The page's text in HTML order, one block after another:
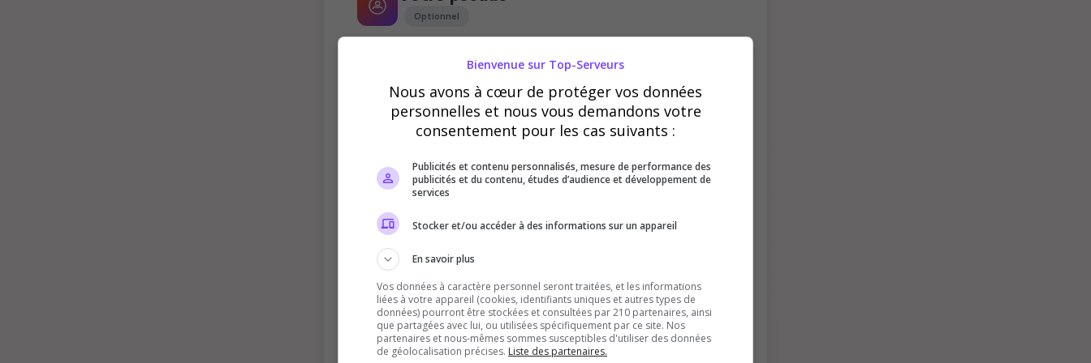
Optionnel
Ce pseudo peut être utilisé par le propriétaire du serveur pour vous
attribuer des récompenses en jeu
Vérification
Requis
Cette étape nous aide à lutter contre les votes
automatisés
Bienvenue sur Top-Serveurs
Nous avons à cœur de protéger vos données
personnelles et nous vous demandons votre
consentement pour les cas suivants :
Publicités et contenu personnalisés, mesure de performance des
publicités et du contenu, études d’audience et développement de
services
Stocker et/ou accéder à des informations sur un appareil
En savoir plus
Vos données à caractère personnel seront traitées, et les informations
liées à votre appareil (cookies, identifiants uniques et autres types de
données) pourront être stockées et consultées par 210 partenaires, ainsi
que partagées avec lui, ou utilisées spécifiquement par ce site. Nos
partenaires et nous-mêmes sommes susceptibles d'utiliser des données
de géolocalisation précises. Liste des partenaires.